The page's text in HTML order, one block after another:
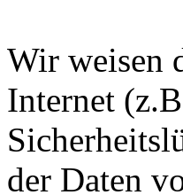
Wir weisen
Internet
der Daten